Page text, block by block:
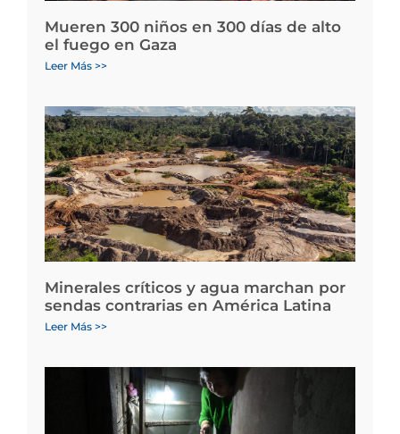
Mueren 300 niños en 300 días de alto
el fuego en Gaza
Leer Más >>
Minerales críticos y agua marchan por
sendas contrarias en América Latina
Leer Más >>